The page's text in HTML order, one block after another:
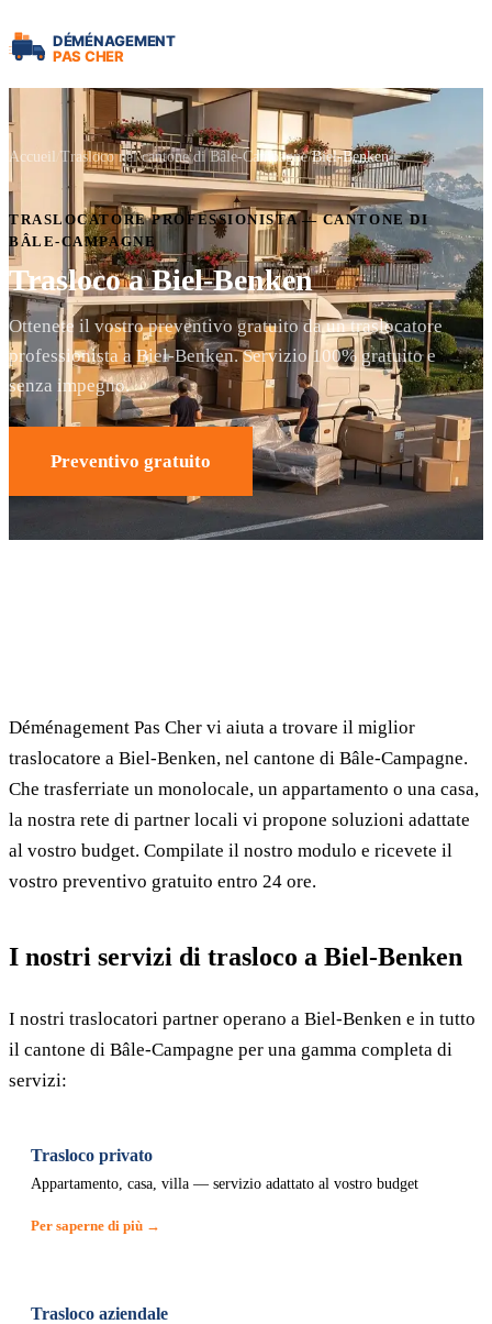
Accueil Trasloco nel cantone di Bâle-Campagne Biel-Benken
TRASLOCATORE PROFESSIONISTA — CANTONE DI
BÂLE-CAMPAGNE
Trasloco a Biel-Benken
Ottenete il vostro preventivo gratuito da un traslocatore
professionista a Biel-Benken. Servizio 100% gratuito e
senza impegno.
Preventivo gratuito
Déménagement Pas Cher vi aiuta a trovare il miglior
traslocatore a Biel-Benken, nel cantone di Bâle-Campagne.
Che trasferriate un monolocale, un appartamento o una casa,
la nostra rete di partner locali vi propone soluzioni adattate
al vostro budget. Compilate il nostro modulo e ricevete il
vostro preventivo gratuito entro 24 ore.
I nostri servizi di trasloco a Biel-Benken
I nostri traslocatori partner operano a Biel-Benken e in tutto
il cantone di Bâle-Campagne per una gamma completa di
servizi:
Trasloco privato
Appartamento, casa, villa — servizio adattato al vostro budget
Per saperne di più →
Trasloco aziendale